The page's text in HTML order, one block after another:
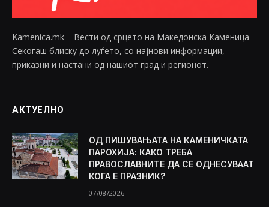
Kamenica.mk – Вести од срцето на Македонска Каменица
Секогаш блиску до луѓето, со најнови информации,
приказни и настани од нашиот град и регионот.
АКТУЕЛНО
ОД ПИШУВАЊАТА НА КАМЕНИЧКАТА
ПАРОХИЈА: КАКО ТРЕБА
ПРАВОСЛАВНИТЕ ДА СЕ ОДНЕСУВААТ
КОГА Е ПРАЗНИК?
07/08/2026